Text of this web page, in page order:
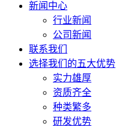
新闻中心
行业新闻
公司新闻
联系我们
选择我们的五大优势
实力雄厚
资质齐全
种类繁多
研发优势